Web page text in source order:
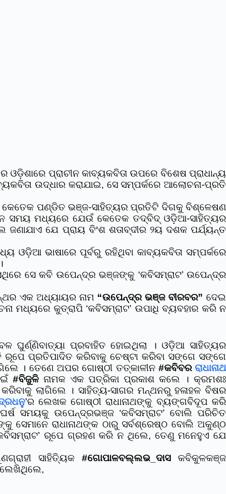
ପ୍ରାଚୀନ କାବ୍ୟକବିତା ଉପରେ ବିଶେଷ ପ୍ରାଧାନ୍ୟ
ଉଦ୍ଧାର କରାଯାଇ, ସେ ସମ୍ପର୍କରେ ଆଲୋଚନା-ପ୍ରତି
କେତେକ ପଣ୍ଡିତ ଭଞ୍ଜ-ସାହିତ୍ୟର ପ୍ରତିଟି ଦିଗକୁ ବିଶ୍ଳେଷଣ
ସମୟ ମଧ୍ୟରେ ଯେଉଁ କେତେକ ତଦ୍‌ବିଦ୍ ଓଡ଼ିଆ-ସାହିତ୍ୟର
ଯେ ପ୍ରାୟ ବିଂଶ ଶତାବ୍ଦୀର ୨ୟ ଦଶକ ପର୍ଯ୍ୟନ୍ତ
ଓଡ଼ିଆ ଭାଷାରେ ପୂର୍ବରୁ ରହିଥିବା କାବ୍ୟକବିତା ସମ୍ପର୍କରେ
ସେ କବି ଉପେନ୍ଦ୍ର ଭଞ୍ଜଙ୍କୁ ‘କବିସମ୍ରାଟ’ ଉପେନ୍ଦ୍ର
ଏକ ଅଧ୍ୟାୟର ନାମ “ଉପେନ୍ଦ୍ର ଭଞ୍ଜ ବୀରବର” ଦେଇ
ମଧ୍ୟରେ କୁତ୍ରାପି ‘କବିସମ୍ରାଟ’ ଉପାଧି ବ୍ୟବହାର କରି ନ
ଘୁର୍ଣ୍ଣିବାତ୍ୟା ପ୍ରବାହିତ ହୋଇଥିଲା । ଓଡ଼ିଆ ସାହିତ୍ୟର
ପ୍ରତିପାଦିତ କରିବାକୁ ଚେଷ୍ଟା କରିବା ସଙ୍ଗେ ସଙ୍ଗେ
। ତେଣେ ଅପର ଗୋଷ୍ଠୀ ତତ୍‌କାଳୀନ #କବିବର ରାଧାନାଥ
#ବିଜୁଳିନାମକ ଏକ ପତ୍ରିକା ପ୍ରକାଶ କଲେ । କ୍ରମଶଃ
ଲାଗିଲେ । ସାହିତ୍ୟ-ସାଗର ମନ୍ଥନରୁ ହଳାହଳ ବିଷର
’ର ଲେଖକ ଗୋଷ୍ଠୀ ରାଧାନାଥଙ୍କୁ ବ୍ୟଙ୍ଗବିଦୂପ କରି
ସମୟକୁ ଉପେନ୍ଦ୍ରଭଞ୍ଜ ‘କବିସମ୍ରାଟ’ ବୋଲି ପରିଚିତ
ସେମାନେ ରାଧାନାଥଙ୍କ ଠାରୁ ସର୍ବଶ୍ରେଷ୍ଠ ବୋଲି ଅକୁଣ୍ଠ
ରୂପେ ଗ୍ରହଣ କରି ନ ଥିଲେ, ତେଣୁ ମନେହୁଏ ଯେ
ସାହିତ୍ୟିକ #ଗୋପାଳବଲ୍ଲଭ_ଦାସ କବିକୁଳକଞ୍ଜ